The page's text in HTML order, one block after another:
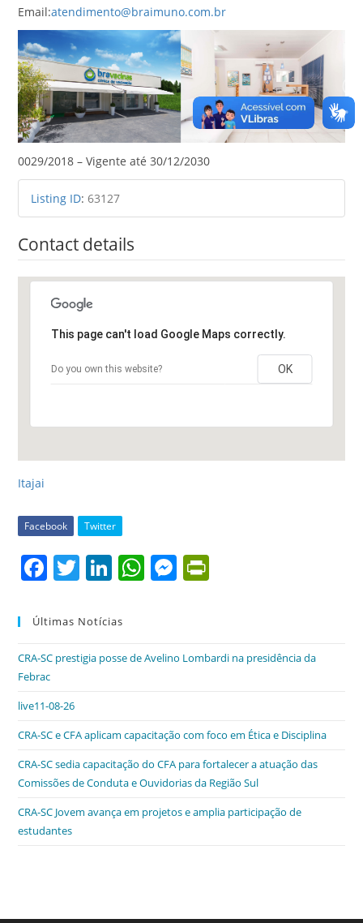
Email:atendimento@braimuno.com.br
0029/2018 – Vigente até 30/12/2030
Listing ID:63127
Contact details
This page can't load Google Maps correctly.
Do you own this website? OK
Itajai
Facebook Twitter
F
c
e
b
o
o
k
T
itt
er
Li
k
dI
W
s
A
p
M
e
n
ri
e
dl
y
Últimas Notícias
CRA-SC prestigia posse de Avelino Lombardi na presidência da
Febrac
live11-08-26
CRA-SC e CFA aplicam capacitação com foco em Ética e Disciplina
CRA-SC sedia capacitação do CFA para fortalecer a atuação das
Comissões de Conduta e Ouvidorias da Região Sul
CRA-SC Jovem avança em projetos e amplia participação de
estudantes